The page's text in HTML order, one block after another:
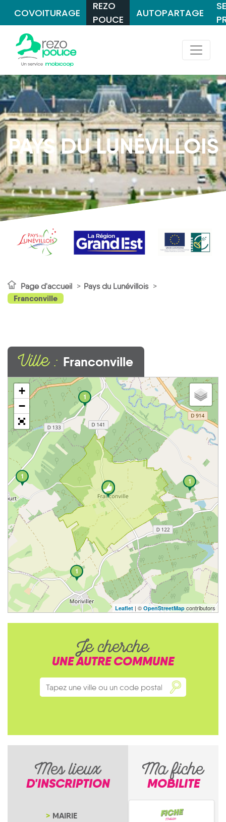
COVOITURAGE
REZO
POUCE
AUTOPARTAGE
PAYS DU LUNÉVILLOIS
Page d'accueil Pays du Lunévillois
Franconville
Ville : Franconville
1
1
1
1
+
−
Leaflet | © OpenStreetMap contributors
Je cherche
UNE AUTRE COMMUNE
Mes lieux
D'INSCRIPTION
MAIRIE
Ma fiche
MOBILITE